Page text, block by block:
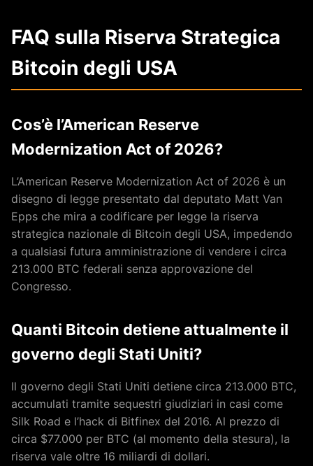
FAQ sulla Riserva Strategica
Bitcoin degli USA
Cos’è l’American Reserve
Modernization Act of 2026?
L’American Reserve Modernization Act of 2026 è un
disegno di legge presentato dal deputato Matt Van
Epps che mira a codificare per legge la riserva
strategica nazionale di Bitcoin degli USA, impedendo
a qualsiasi futura amministrazione di vendere i circa
213.000 BTC federali senza approvazione del
Congresso.
Quanti Bitcoin detiene attualmente il
governo degli Stati Uniti?
Il governo degli Stati Uniti detiene circa 213.000 BTC,
accumulati tramite sequestri giudiziari in casi come
Silk Road e l’hack di Bitfinex del 2016. Al prezzo di
circa $77.000 per BTC (al momento della stesura), la
riserva vale oltre 16 miliardi di dollari.